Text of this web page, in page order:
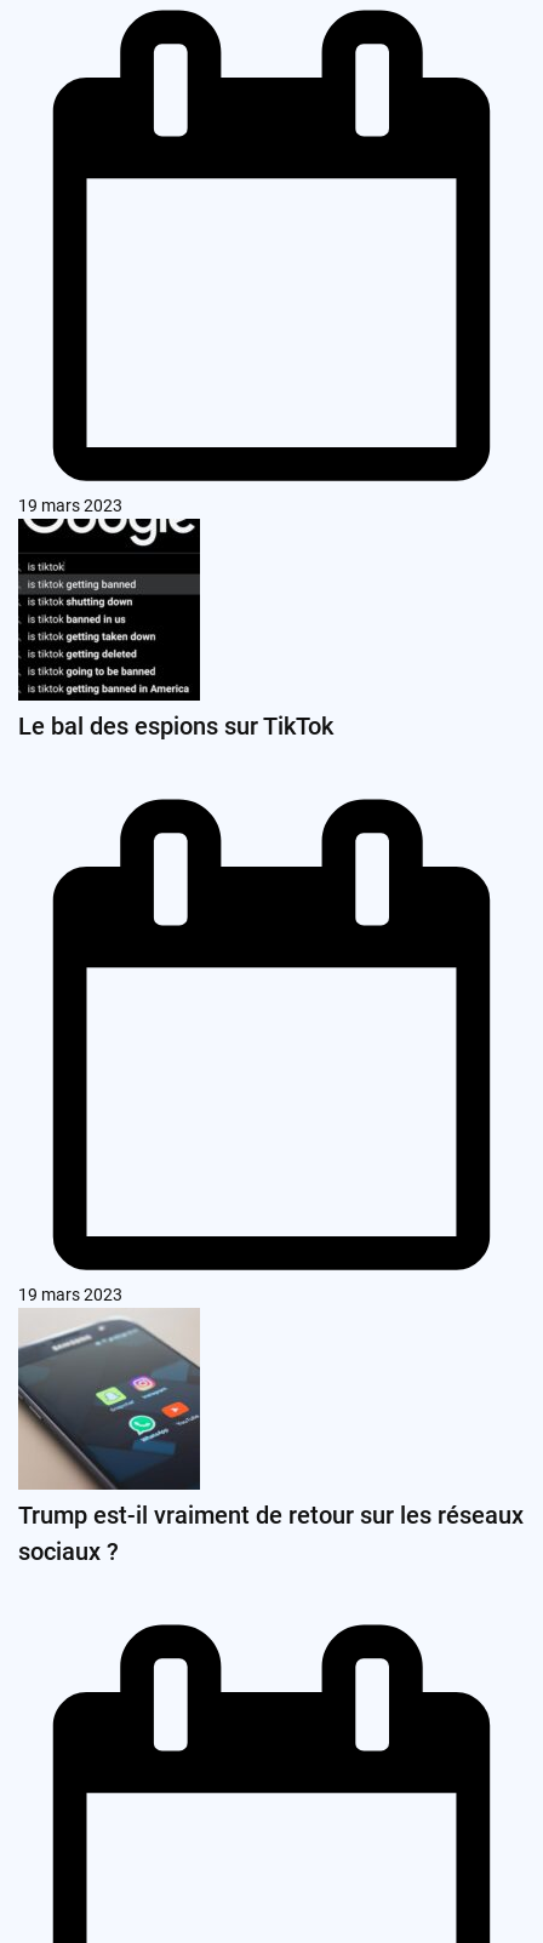
19 mars 2023
Le bal des espions sur TikTok
19 mars 2023
Trump est-il vraiment de retour sur les réseaux
sociaux ?